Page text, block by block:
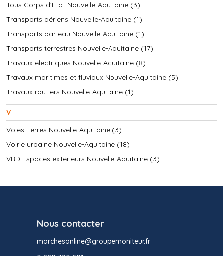
Tous Corps d'Etat Nouvelle-Aquitaine (3)
Transports aériens Nouvelle-Aquitaine (1)
Transports par eau Nouvelle-Aquitaine (1)
Transports terrestres Nouvelle-Aquitaine (17)
Travaux électriques Nouvelle-Aquitaine (8)
Travaux maritimes et fluviaux Nouvelle-Aquitaine (5)
Travaux routiers Nouvelle-Aquitaine (1)
V
Voies Ferres Nouvelle-Aquitaine (3)
Voirie urbaine Nouvelle-Aquitaine (18)
VRD Espaces extérieurs Nouvelle-Aquitaine (3)
Nous contacter
marchesonline@groupemoniteur.fr